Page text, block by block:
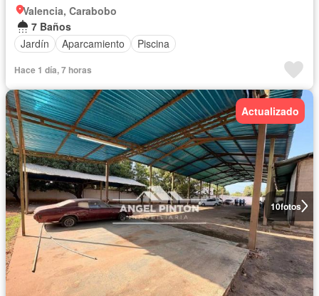
Valencia, Carabobo
7 Baños
Jardín
Aparcamiento Piscina
Hace 1 día, 7 horas
10fotos
Actualizado